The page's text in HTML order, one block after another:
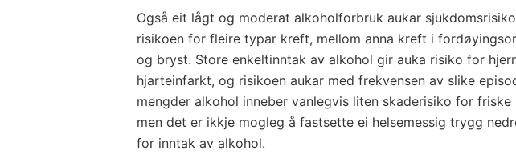
Også eit lågt og moderat alkoholforbruk aukar
risikoen for fleire typar kreft, mellom anna kreft i
og bryst. Store enkeltinntak av alkohol gir auka risiko for
hjarteinfarkt, og risikoen aukar med frekvensen av slike
mengder alkohol inneber vanlegvis liten skaderisiko for friske
men det er ikkje mogleg å fastsette ei helsemessig trygg
for inntak av alkohol.